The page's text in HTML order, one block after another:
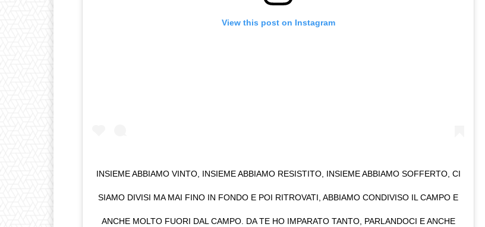
View this post on Instagram
INSIEME ABBIAMO VINTO, INSIEME ABBIAMO RESISTITO, INSIEME ABBIAMO SOFFERTO, CI
SIAMO DIVISI MA MAI FINO IN FONDO E POI RITROVATI, ABBIAMO CONDIVISO IL CAMPO E
ANCHE MOLTO FUORI DAL CAMPO. DA TE HO IMPARATO TANTO, PARLANDOCI E ANCHE